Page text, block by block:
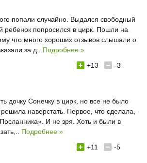
попали случайно. Выдался свободный
ребенок попросился в цирк. Пошли на
что много хороших отзывов слышали о
за д.. Подробнее »
+13
-3
дочку Сонечку в цирк, но все не было
наверстать. Первое, что сделала, -
И не зря. Хоть и были в
Подробнее »
+11
-5